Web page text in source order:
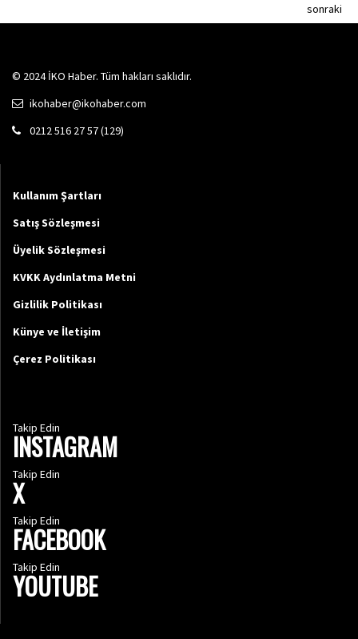
sonraki
© 2024 İKO Haber. Tüm hakları saklıdır.
ikohaber@ikohaber.com
0212 516 27 57 (129)
Kullanım Şartları
Satış Sözleşmesi
Üyelik Sözleşmesi
KVKK Aydınlatma Metni
Gizlilik Politikası
Künye ve İletişim
Çerez Politikası
Takip Edin
INSTAGRAM
Takip Edin
X
Takip Edin
FACEBOOK
Takip Edin
YOUTUBE